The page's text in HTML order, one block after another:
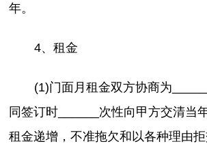
年。
4、租金
(1)门面月租金双方协商为
同签订时______次性向甲方交清当
租金递增，不准拖欠和以各种理由拒